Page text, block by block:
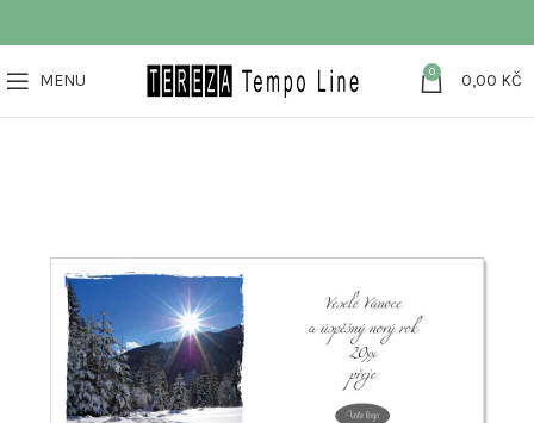
MENU 0 0,00 KČ